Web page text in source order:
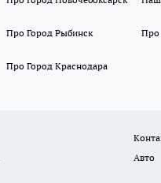
Про Город Рыбинск Про
Про Город Краснодара
Авто